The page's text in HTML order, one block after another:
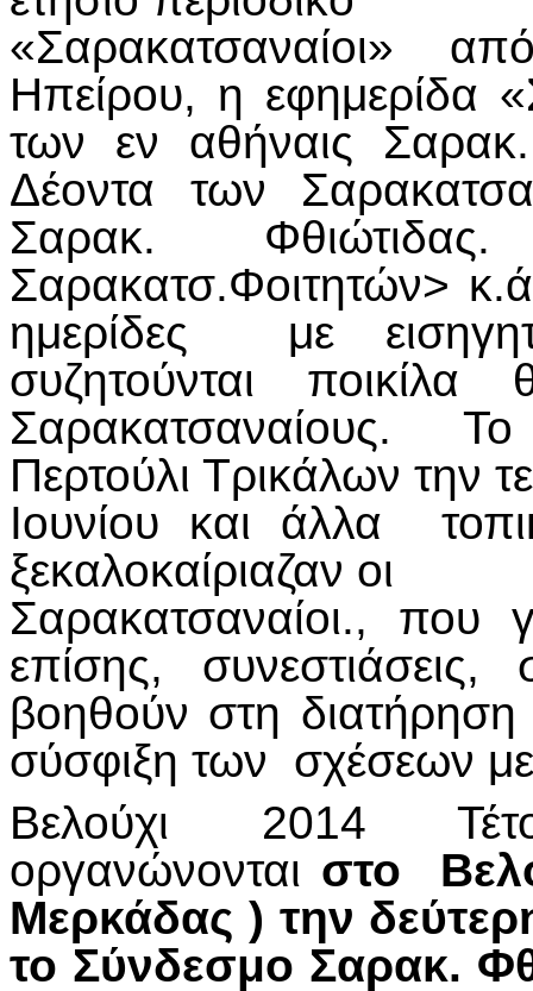
«Σαρακατσαναίοι»
Ηπείρου, η εφημερίδα
των εν αθήναις
Δέοντα των
Σαρακ.
Σαρακατσ.Φοιτητών>
ημερίδες με
συζητούνται
Σαρακατσαναίους.
Περτούλι Τρικάλων την
Ιουνίου και άλλα
ξεκαλοκαίριαζαν οι
Σαρακατσαναίοι., που
επίσης, συνεστιάσεις,
βοηθούν στη
σύσφιξη των σχέσεων
Βελούχι 2014
οργανώνονται στο
Μερκάδας ) την
το Σύνδεσμο Σαρακ.